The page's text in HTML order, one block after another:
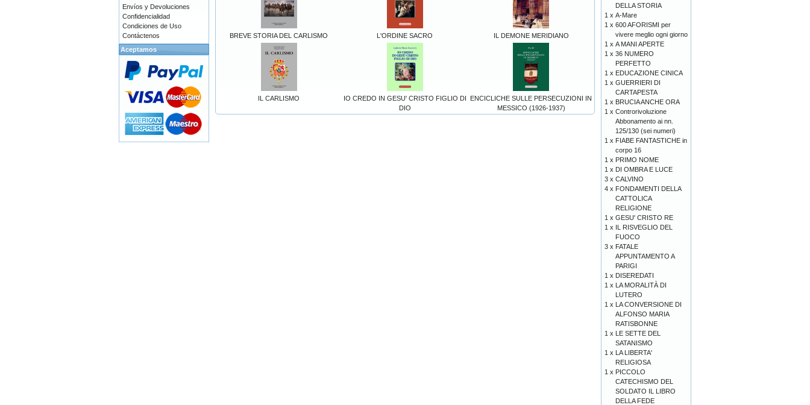
BREVE STORIA DEL CARLISMO L'ORDINE SACRO IL DEMONE MERIDIANO
IL CARLISMO
IO CREDO IN GESU' CRISTO FIGLIO DI
DIO
ENCICLICHE SULLE PERSECUZIONI IN
MESSICO (1926-1937)
Envíos y Devoluciones
Confidencialidad
Condiciones de Uso
Contáctenos
Aceptamos
DELLA STORIA
1 x A-Mare
1 x 600 AFORISMI per
vivere meglio ogni giorno
1 x A MANI APERTE
1 x 36 NUMERO
PERFETTO
1 x EDUCAZIONE CINICA
1 x GUERRIERI DI
CARTAPESTA
1 x BRUCIA ANCHE ORA
1 x Controrivoluzione
Abbonamento ai nn.
125/130 (sei numeri)
1 x FIABE FANTASTICHE in
corpo 16
1 x PRIMO NOME
1 x DI OMBRA E LUCE
3 x CALVINO
4 x FONDAMENTI DELLA
CATTOLICA
RELIGIONE
1 x GESU' CRISTO RE
1 x IL RISVEGLIO DEL
FUOCO
3 x FATALE
APPUNTAMENTO A
PARIGI
1 x DISEREDATI
1 x LA MORALITÀ DI
LUTERO
1 x LA CONVERSIONE DI
ALFONSO MARIA
RATISBONNE
1 x LE SETTE DEL
SATANISMO
1 x LA LIBERTA'
RELIGIOSA
1 x PICCOLO
CATECHISMO DEL
SOLDATO IL LIBRO
DELLA FEDE